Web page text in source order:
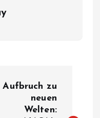
Aufbruch zu
neuen
Welten: